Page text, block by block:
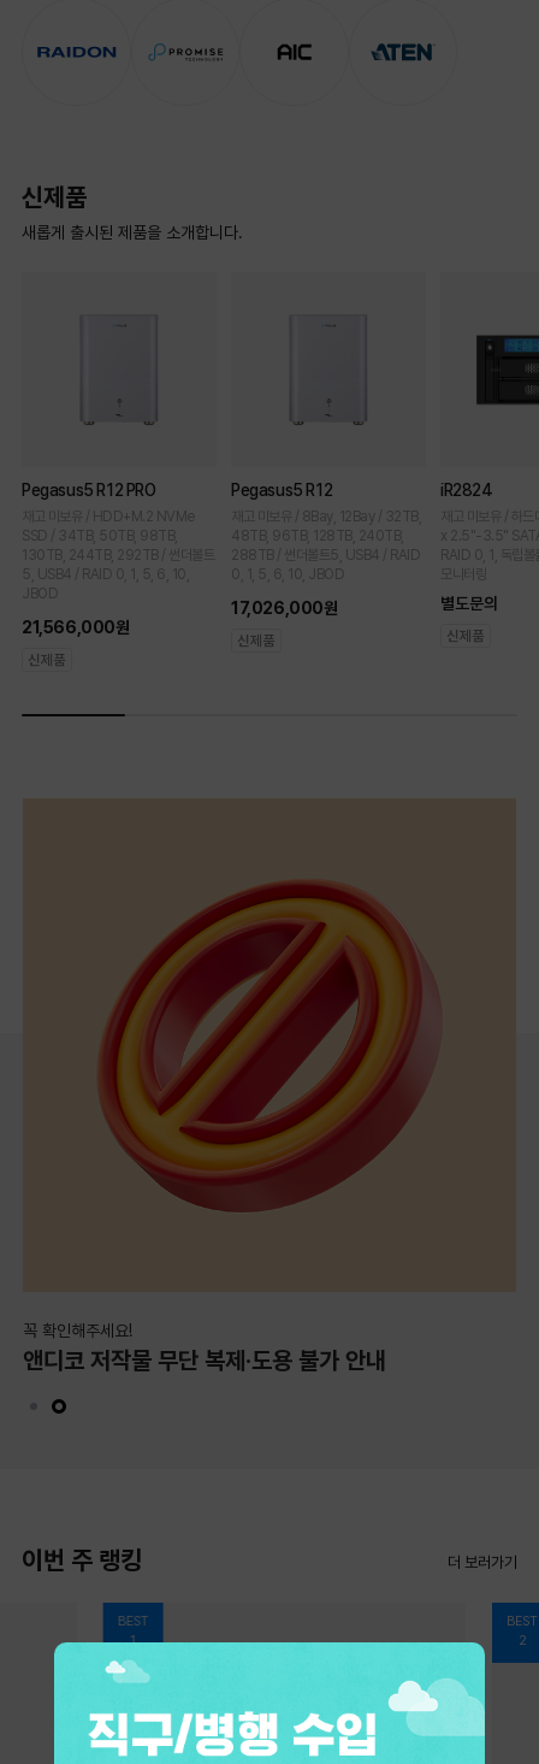
신제품
새롭게 출시된 제품을 소개합니다.
Pegasus5 R12 PRO
재고 미보유 / HDD+M.2 NVMe
SSD / 34TB, 50TB, 98TB,
130TB, 244TB, 292TB / 썬더볼트
5, USB4 / RAID 0, 1, 5, 6, 10,
JBOD
21,566,000원
Pegasus5 R12
재고 미보유 / 8Bay, 12Bay / 32TB,
48TB, 96TB, 128TB, 240TB,
288TB / 썬더볼트5, USB4 / RAID
0, 1, 5, 6, 10, JBOD
17,026,000원
iR2824
재고 미보유 / 하
x 2.5"-3.5"
RAID 0, 1, 독립
모니터링
별도문의
꼭 확인해주세요!
앤디코 저작물 무단 복제·도용 불가 안내
이번 주 랭킹 더 보러가기
BEST
1
BEST
2